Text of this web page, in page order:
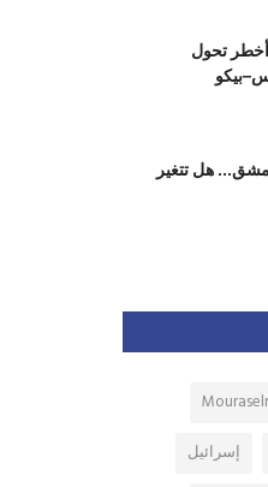
تحول
هل تتغير
إسرائيل